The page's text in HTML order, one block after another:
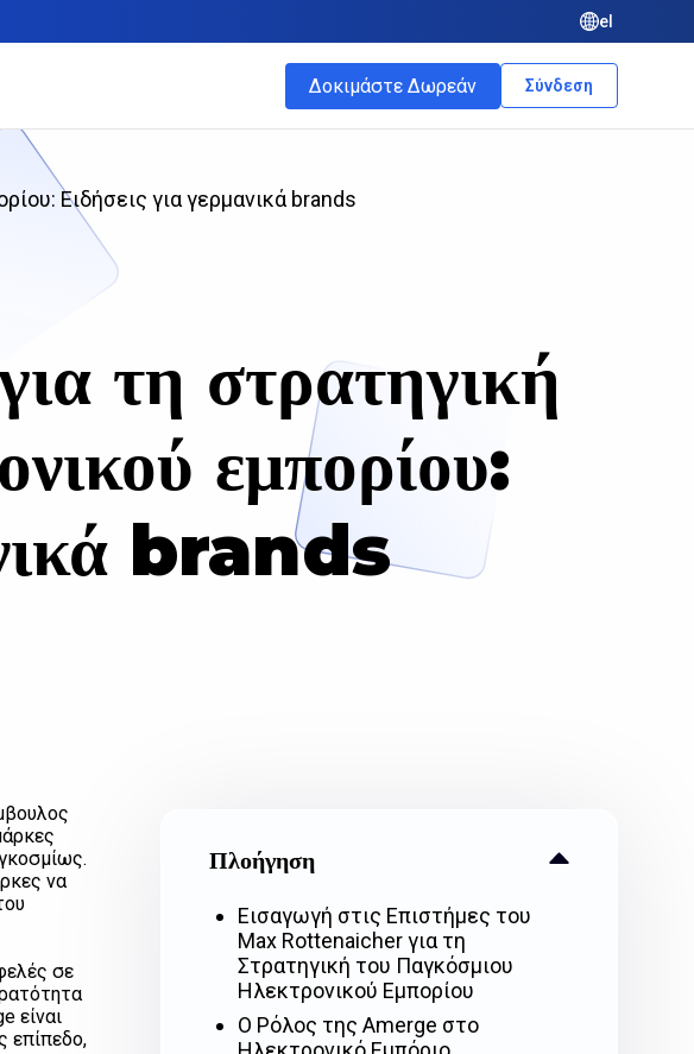
el
Δοκιμάστε Δωρεάν Σύνδεση
Ειδήσεις για γερμανικά brands
τη στρατηγική
εμπορίου:
brands
να
σε
είναι
επίπεδο,
Πλοήγηση
Εισαγωγή στις Επιστήμες του
Max Rottenaicher για τη
Στρατηγική του Παγκόσμιου
Ηλεκτρονικού Εμπορίου
Ο Ρόλος της Amerge στο